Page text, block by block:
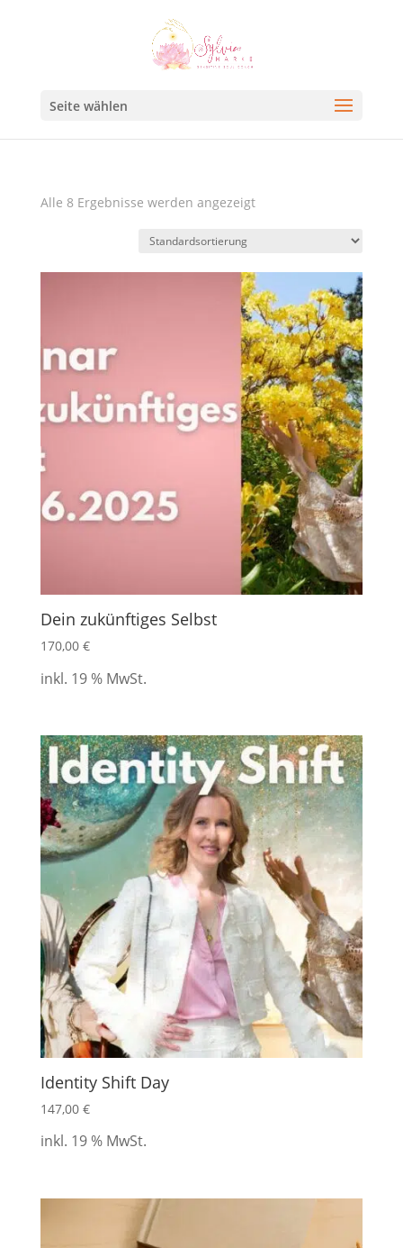
Seite wählen
Alle 8 Ergebnisse werden angezeigt
Dein zukünftiges Selbst
170,00 €
inkl. 19 % MwSt.
Identity Shift Day
147,00 €
inkl. 19 % MwSt.